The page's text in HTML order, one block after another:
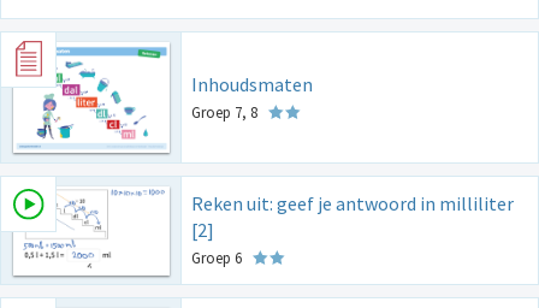
Inhoudsmaten
Groep 7, 8
Reken uit: geef je antwoord in milliliter
[2]
Groep 6